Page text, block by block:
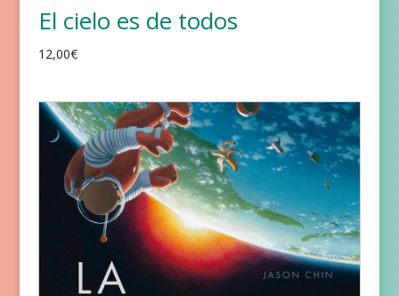
El cielo es de todos
12,00€